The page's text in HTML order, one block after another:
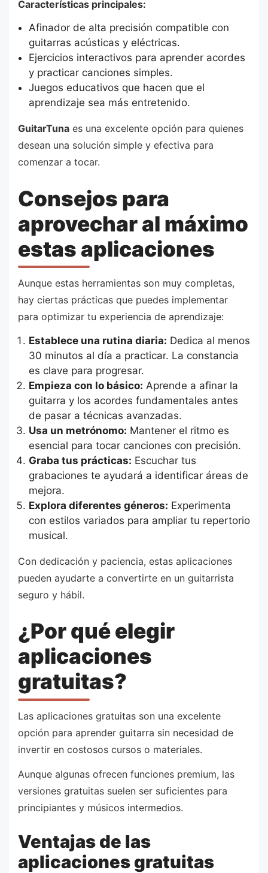
Características principales:
Afinador de alta precisión compatible con
guitarras acústicas y eléctricas.
Ejercicios interactivos para aprender acordes
y practicar canciones simples.
Juegos educativos que hacen que el
aprendizaje sea más entretenido.
GuitarTuna es una excelente opción para quienes
desean una solución simple y efectiva para
comenzar a tocar.
Consejos para
aprovechar al máximo
estas aplicaciones
Aunque estas herramientas son muy completas,
hay ciertas prácticas que puedes implementar
para optimizar tu experiencia de aprendizaje:
Establece una rutina diaria: Dedica al menos
30 minutos al día a practicar. La constancia
es clave para progresar.
Empieza con lo básico: Aprende a afinar la
guitarra y los acordes fundamentales antes
de pasar a técnicas avanzadas.
Usa un metrónomo: Mantener el ritmo es
esencial para tocar canciones con precisión.
Graba tus prácticas: Escuchar tus
grabaciones te ayudará a identificar áreas de
mejora.
Explora diferentes géneros: Experimenta
con estilos variados para ampliar tu repertorio
musical.
Con dedicación y paciencia, estas aplicaciones
pueden ayudarte a convertirte en un guitarrista
seguro y hábil.
¿Por qué elegir
aplicaciones
gratuitas?
Las aplicaciones gratuitas son una excelente
opción para aprender guitarra sin necesidad de
invertir en costosos cursos o materiales.
Aunque algunas ofrecen funciones premium, las
versiones gratuitas suelen ser suficientes para
principiantes y músicos intermedios.
Ventajas de las
aplicaciones gratuitas